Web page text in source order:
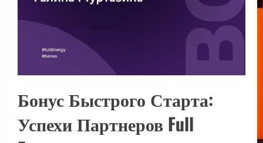
Бонус Быстрого Старта:
Успехи Партнеров Full